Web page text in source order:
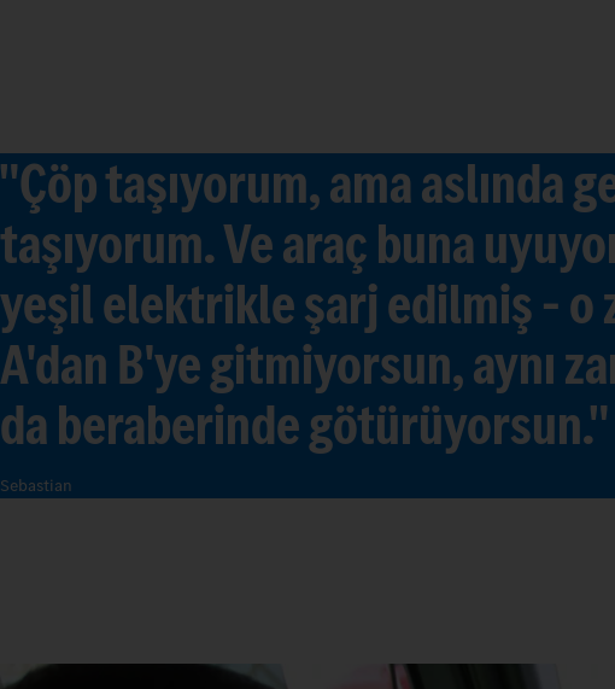
"Çöp taşıyorum, ama
taşıyorum. Ve araç buna
yeşil elektrikle şarj edilmiş – o
A'dan B'ye gitmiyorsun, aynı
da beraberinde götürüyorsun."
Sebastian